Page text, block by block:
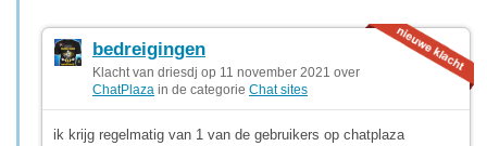
bedreigingen
Klacht van driesdj op 11 november 2021 over
ChatPlaza in de categorie Chat sites
ik krijg regelmatig van 1 van de gebruikers op chatplaza